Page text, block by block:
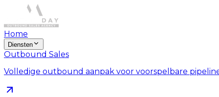
Home
Diensten
Outbound Sales
Volledige outbound aanpak voor voorspelbare